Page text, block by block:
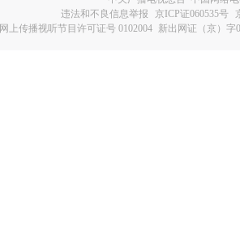
违法和不良信息举报
京ICP证060535号
网上传播视听节目许可证号 0102004 新出网证（京）